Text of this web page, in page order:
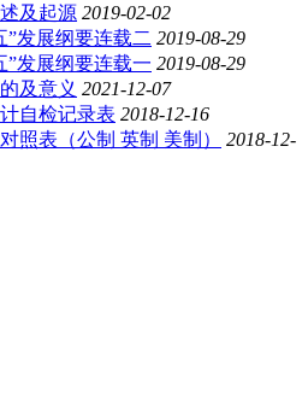
及起源 2019-02-02
”发展纲要连载二 2019-08-29
”发展纲要连载一 2019-08-29
及意义 2021-12-07
自检记录表 2018-12-16
照表（公制 英制 美制）
2018-12-